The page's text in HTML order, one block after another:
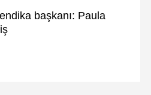
başkanı: Paula